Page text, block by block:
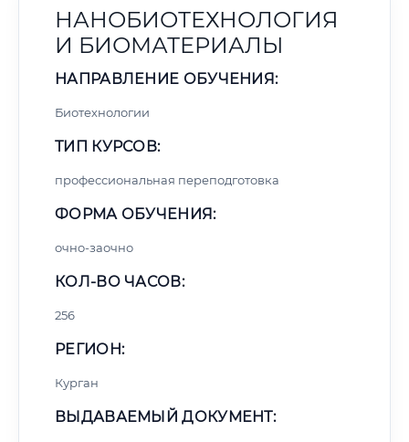
НАНОБИОТЕХНОЛОГИЯ
И БИОМАТЕРИАЛЫ
НАПРАВЛЕНИЕ ОБУЧЕНИЯ:
Биотехнологии
ТИП КУРСОВ:
профессиональная переподготовка
ФОРМА ОБУЧЕНИЯ:
очно-заочно
КОЛ-ВО ЧАСОВ:
256
РЕГИОН:
Курган
ВЫДАВАЕМЫЙ ДОКУМЕНТ: